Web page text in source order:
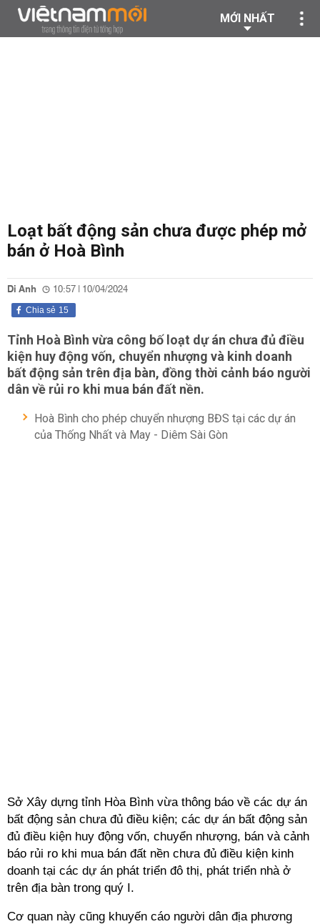
MỚI NHẤT
Loạt bất động sản chưa được phép mở
bán ở Hoà Bình
Di Anh 10:57 | 10/04/2024
15
Chia sẻ
Tỉnh Hoà Bình vừa công bố loạt dự án chưa đủ điều
kiện huy động vốn, chuyển nhượng và kinh doanh
bất động sản trên địa bàn, đồng thời cảnh báo người
dân về rủi ro khi mua bán đất nền.
Hoà Bình cho phép chuyển nhượng BĐS tại các dự án
của Thống Nhất và May - Diêm Sài Gòn
Sở Xây dựng tỉnh Hòa Bình vừa thông báo về các dự án
bất động sản chưa đủ điều kiện; các dự án bất động sản
đủ điều kiện huy động vốn, chuyển nhượng, bán và cảnh
báo rủi ro khi mua bán đất nền chưa đủ điều kiện kinh
doanh tại các dự án phát triển đô thị, phát triển nhà ở
trên địa bàn trong quý I.
Cơ quan này cũng khuyến cáo người dân địa phương